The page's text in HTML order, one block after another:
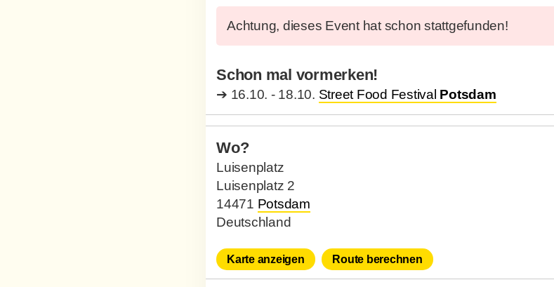
Achtung, dieses Event hat schon stattgefunden!
Schon mal vormerken!
➔ 16.10. - 18.10. Street Food Festival Potsdam
Wo?
Luisenplatz
Luisenplatz 2
14471 Potsdam
Deutschland
Karte anzeigen Route berechnen